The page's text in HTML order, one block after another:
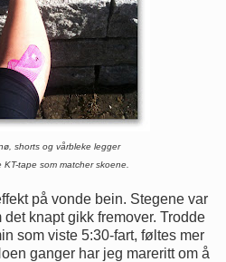
shorts og vårbleke legger
KT-tape som matcher skoene.
på vonde bein. Stegene var
knapt gikk fremover. Trodde
som viste 5:30-fart, føltes mer
ganger har jeg mareritt om å